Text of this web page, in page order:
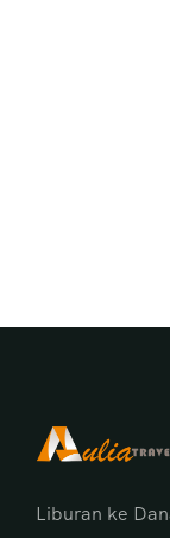
Liburan ke